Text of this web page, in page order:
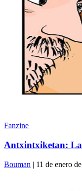
Fanzine
Antxintxiketan:
Bouman | 11 de enero